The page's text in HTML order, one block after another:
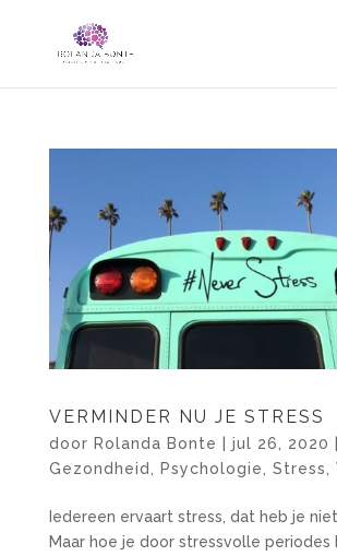
VERMINDER NU JE STRESS
door Rolanda Bonte | jul 26, 2020 |
Gezondheid
Psychologie Stress
Iedereen ervaart stress, dat heb je niet
Maar hoe je door stressvolle periodes